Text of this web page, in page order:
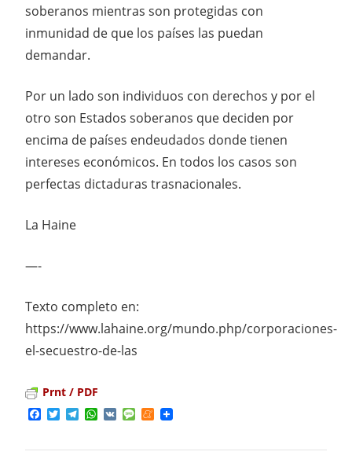
soberanos mientras son protegidas con
inmunidad de que los países las puedan
demandar.
Por un lado son individuos con derechos y por el
otro son Estados soberanos que deciden por
encima de países endeudados donde tienen
intereses económicos. En todos los casos son
perfectas dictaduras trasnacionales.
La Haine
—-
Texto completo en:
https://www.lahaine.org/mundo.php/corporaciones-
el-secuestro-de-las
Prnt / PDF
Facebook
TwitterTelegram
WhatsApp
VK MessageMeneame